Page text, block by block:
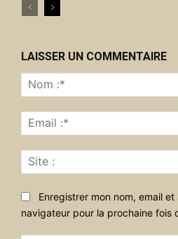
LAISSER UN COMMENTAIRE
Enregistrer mon nom, email
navigateur pour la prochaine fois